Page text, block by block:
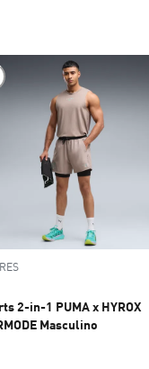
2-in-1 PUMA x HYROX
Masculino